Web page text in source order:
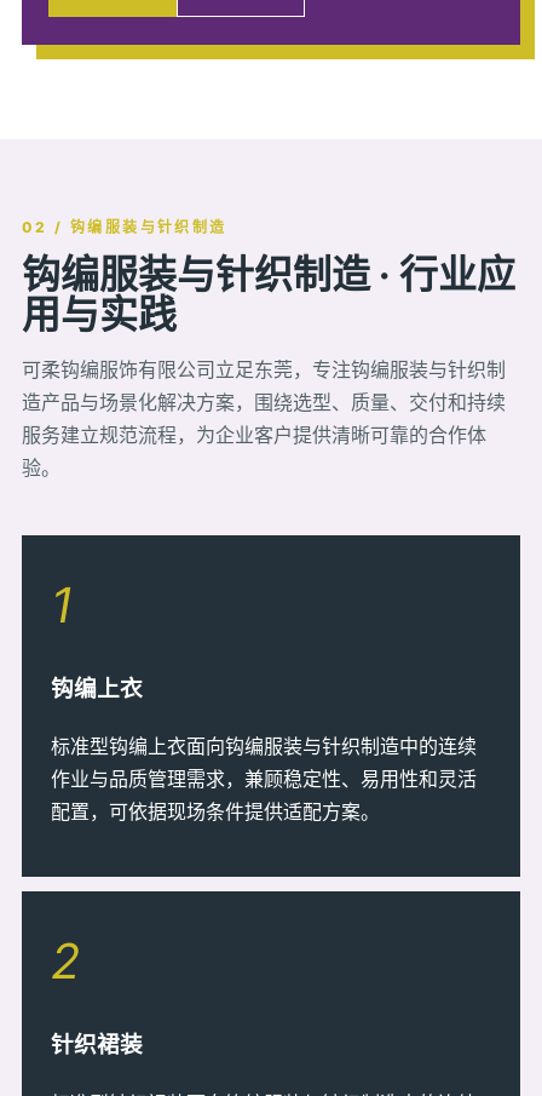
02 / 钩编服装与针织制造
钩编服装与针织制造 · 行业应
用与实践
可柔钩编服饰有限公司立足东莞，专注钩编服装与针织制
造产品与场景化解决方案，围绕选型、质量、交付和持续
服务建立规范流程，为企业客户提供清晰可靠的合作体
验。
1
钩编上衣
标准型钩编上衣面向钩编服装与针织制造中的连续
作业与品质管理需求，兼顾稳定性、易用性和灵活
配置，可依据现场条件提供适配方案。
2
针织裙装